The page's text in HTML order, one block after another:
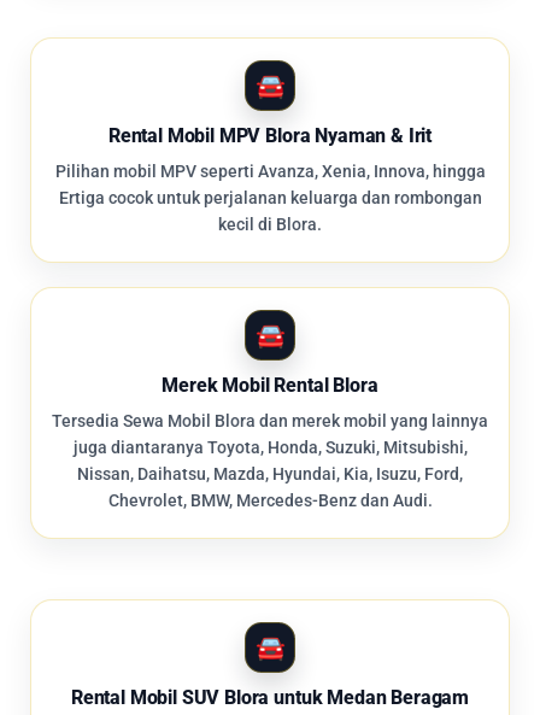
Rental Mobil MPV Blora Nyaman & Irit
Pilihan mobil MPV seperti Avanza, Xenia, Innova, hingga
Ertiga cocok untuk perjalanan keluarga dan rombongan
kecil di Blora.
Merek Mobil Rental Blora
Tersedia Sewa Mobil Blora dan merek mobil yang lainnya
juga diantaranya Toyota, Honda, Suzuki, Mitsubishi,
Nissan, Daihatsu, Mazda, Hyundai, Kia, Isuzu, Ford,
Chevrolet, BMW, Mercedes-Benz dan Audi.
Rental Mobil SUV Blora untuk Medan Beragam